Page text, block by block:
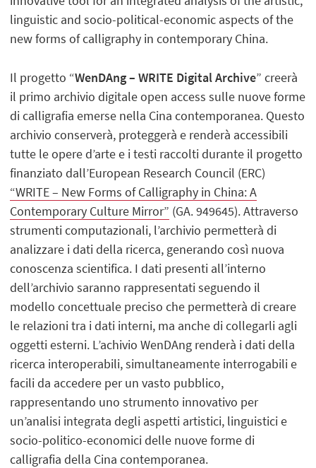
linguistic and socio-political-economic aspects of the
new forms of calligraphy in contemporary China.
Il progetto “WenDAng – WRITE Digital Archive” creerà
il primo archivio digitale open access sulle nuove forme
di calligrafia emerse nella Cina contemporanea. Questo
archivio conserverà, proteggerà e renderà accessibili
tutte le opere d’arte e i testi raccolti durante il progetto
finanziato dall’European Research Council (ERC)
“WRITE – New Forms of Calligraphy in China: A
Contemporary Culture Mirror” (GA. 949645). Attraverso
strumenti computazionali, l’archivio permetterà di
analizzare i dati della ricerca, generando così nuova
conoscenza scientifica. I dati presenti all’interno
dell’archivio saranno rappresentati seguendo il
modello concettuale preciso che permetterà di creare
le relazioni tra i dati interni, ma anche di collegarli agli
oggetti esterni. L’achivio WenDAng renderà i dati della
ricerca interoperabili, simultaneamente interrogabili e
facili da accedere per un vasto pubblico,
rappresentando uno strumento innovativo per
un’analisi integrata degli aspetti artistici, linguistici e
socio-politico-economici delle nuove forme di
calligrafia della Cina contemporanea.